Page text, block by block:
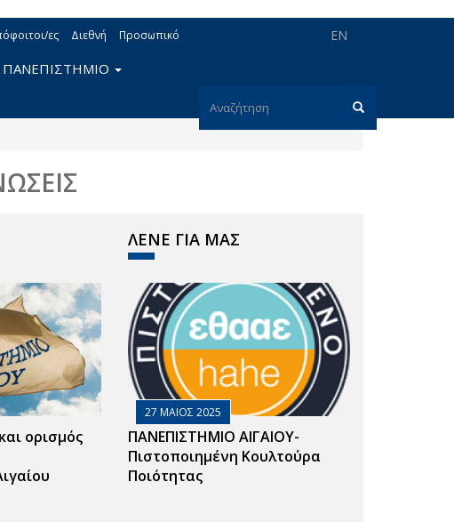
EN
ες Διεθνή Προσωπικό
Φόρμα
ορισμός
ΛΕΝΕ ΓΙΑ ΜΑΣ
27 ΜΑΙΟΣ 2025
ΠΑΝΕΠΙΣΤΗΜΙΟ ΑΙΓΑΙΟΥ-
Πιστοποιημένη Κουλτούρα
Ποιότητας